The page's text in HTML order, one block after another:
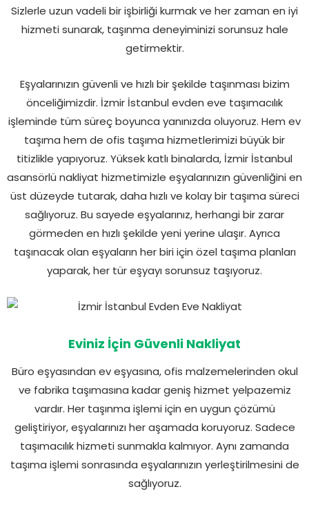
Sizlerle uzun vadeli bir işbirliği kurmak ve her zaman en iyi
hizmeti sunarak, taşınma deneyiminizi sorunsuz hale
getirmektir.
Eşyalarınızın güvenli ve hızlı bir şekilde taşınması bizim
önceliğimizdir. İzmir İstanbul evden eve taşımacılık
işleminde tüm süreç boyunca yanınızda oluyoruz. Hem ev
taşıma hem de ofis taşıma hizmetlerimizi büyük bir
titizlikle yapıyoruz. Yüksek katlı binalarda, İzmir İstanbul
asansörlü nakliyat hizmetimizle eşyalarınızın güvenliğini en
üst düzeyde tutarak, daha hızlı ve kolay bir taşıma süreci
sağlıyoruz. Bu sayede eşyalarınız, herhangi bir zarar
görmeden en hızlı şekilde yeni yerine ulaşır. Ayrıca
taşınacak olan eşyaların her biri için özel taşıma planları
yaparak, her tür eşyayı sorunsuz taşıyoruz.
Eviniz İçin Güvenli Nakliyat
Büro eşyasından ev eşyasına, ofis malzemelerinden okul
ve fabrika taşımasına kadar geniş hizmet yelpazemiz
vardır. Her taşınma işlemi için en uygun çözümü
geliştiriyor, eşyalarınızı her aşamada koruyoruz. Sadece
taşımacılık hizmeti sunmakla kalmıyor. Aynı zamanda
taşıma işlemi sonrasında eşyalarınızın yerleştirilmesini de
sağlıyoruz.